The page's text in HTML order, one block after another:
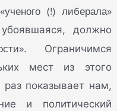
«ученого (!) либерала»
должно
. Ограничимся
мест из этого
показывает нам,
и политический